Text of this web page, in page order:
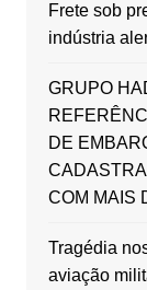
Frete sob
indústria
GRUPO
DE
COM MAIS
Tragédia
aviação